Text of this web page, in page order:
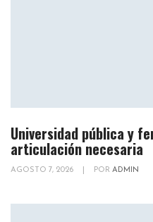
Universidad pública y
articulación necesaria
AGOSTO 7, 2026 POR ADMIN